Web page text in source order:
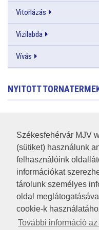
Székesfehérvár MJV
(sütiket) használunk
felhasználóink
információkat
tárolunk személyes
oldal
cookie-k
További információ
Vitorlázás
Vizilabda
Vívás
NYITOTT
RSS
A HONLAP 2017.03.31-I
JOGI NYILATKOZAT
IMPRESSZUM